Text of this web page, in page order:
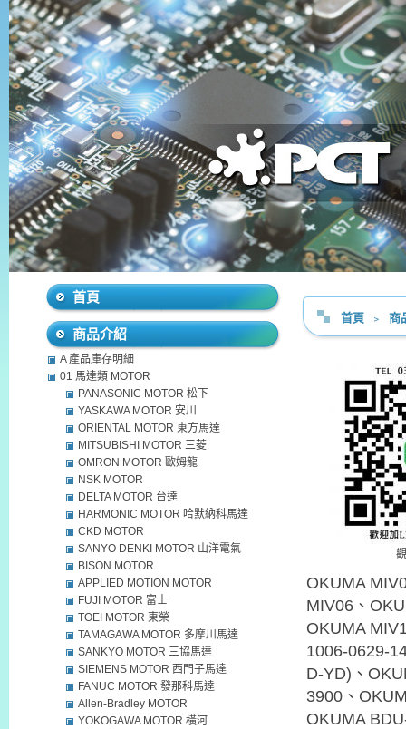
首頁 ﹥ 商
OKUMA
MIV06、
OKUMA
1006-0629-
D-YD)、
3900、
OKUMA
首頁
商品介紹
A 產品庫存明細
01 馬達類 MOTOR
PANASONIC MOTOR 松下
YASKAWA MOTOR 安川
ORIENTAL MOTOR 東方馬達
MITSUBISHI MOTOR 三菱
OMRON MOTOR 歐姆龍
NSK MOTOR
DELTA MOTOR 台達
HARMONIC MOTOR 哈默納科馬達
CKD MOTOR
SANYO DENKI MOTOR 山洋電氣
BISON MOTOR
APPLIED MOTION MOTOR
FUJI MOTOR 富士
TOEI MOTOR 東榮
TAMAGAWA MOTOR 多摩川馬達
SANKYO MOTOR 三協馬達
SIEMENS MOTOR 西門子馬達
FANUC MOTOR 發那科馬達
Allen-Bradley MOTOR
YOKOGAWA MOTOR 橫河